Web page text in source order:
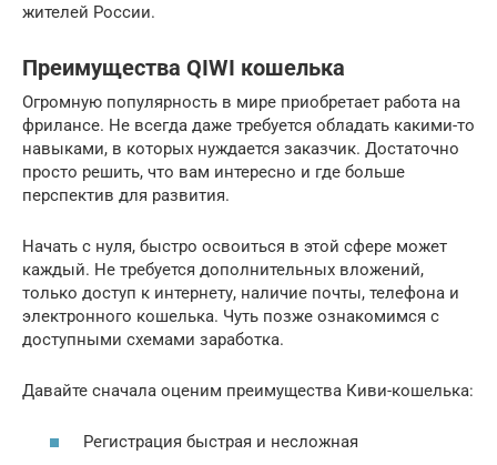
жителей России.
Преимущества QIWI кошелька
Огромную популярность в мире приобретает работа на
фрилансе. Не всегда даже требуется обладать какими-то
навыками, в которых нуждается заказчик. Достаточно
просто решить, что вам интересно и где больше
перспектив для развития.
Начать с нуля, быстро освоиться в этой сфере может
каждый. Не требуется дополнительных вложений,
только доступ к интернету, наличие почты, телефона и
электронного кошелька. Чуть позже ознакомимся с
доступными схемами заработка.
Давайте сначала оценим преимущества Киви-кошелька:
Регистрация быстрая и несложная